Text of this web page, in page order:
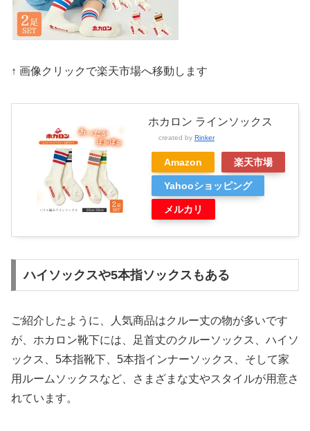
↑ 画像クリックで楽天市場へ移動します
ホカロン ラインソックス
created by Rinker
Amazon 楽天市場
Yahooショッピング
メルカリ
ハイソックスや5本指ソックスもある
ご紹介したように、人気商品はクルー丈の物が多いです
が、ホカロン靴下には、足首丈のクルーソックス、ハイソ
ックス、5本指靴下、5本指インナーソックス、そして家
用ルームソックスなど、さまざまな丈やスタイルが用意さ
れています。